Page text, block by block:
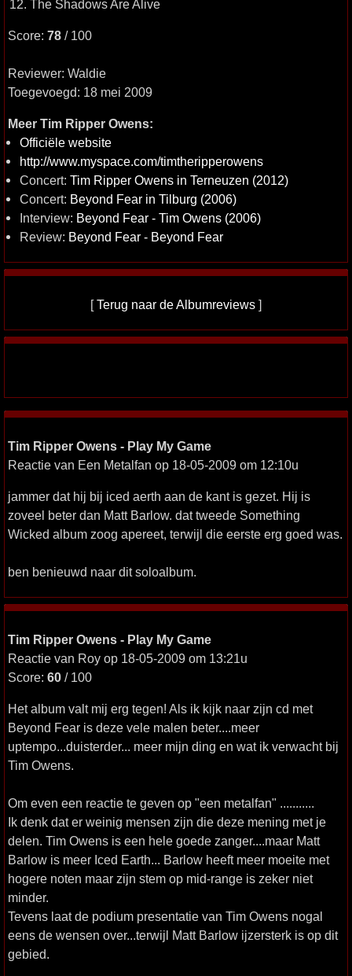
12. The Shadows Are Alive
Score: 78 / 100
Reviewer: Waldie
Toegevoegd: 18 mei 2009
Meer Tim Ripper Owens:
Officiële website
http://www.myspace.com/timtheripperowens
Concert: Tim Ripper Owens in Terneuzen (2012)
Concert: Beyond Fear in Tilburg (2006)
Interview: Beyond Fear - Tim Owens (2006)
Review: Beyond Fear - Beyond Fear
[Terug naar de Albumreviews ]
Tim Ripper Owens - Play My Game
Reactie van Een Metalfan op 18-05-2009 om 12:10u
jammer dat hij bij iced aerth aan de kant is gezet. Hij is
zoveel beter dan Matt Barlow. dat tweede Something
Wicked album zoog apereet, terwijl die eerste erg goed was.
ben benieuwd naar dit soloalbum.
Tim Ripper Owens - Play My Game
Reactie van Roy op 18-05-2009 om 13:21u
Score: 60 / 100
Het album valt mij erg tegen! Als ik kijk naar zijn cd met
Beyond Fear is deze vele malen beter....meer
uptempo...duisterder... meer mijn ding en wat ik verwacht bij
Tim Owens.
Om even een reactie te geven op "een metalfan" ...........
Ik denk dat er weinig mensen zijn die deze mening met je
delen. Tim Owens is een hele goede zanger....maar Matt
Barlow is meer Iced Earth... Barlow heeft meer moeite met
hogere noten maar zijn stem op mid-range is zeker niet
minder.
Tevens laat de podium presentatie van Tim Owens nogal
eens de wensen over...terwijl Matt Barlow ijzersterk is op dit
gebied.